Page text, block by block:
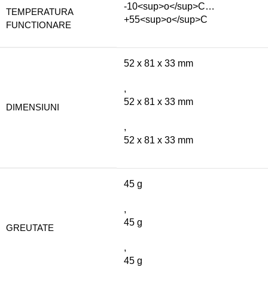
TEMPERATURA
FUNCTIONARE
-10<sup>o</sup>C…
+55<sup>o</sup>C
DIMENSIUNI
52 x 81 x 33 mm
,
52 x 81 x 33 mm
,
52 x 81 x 33 mm
GREUTATE
45 g
,
45 g
,
45 g